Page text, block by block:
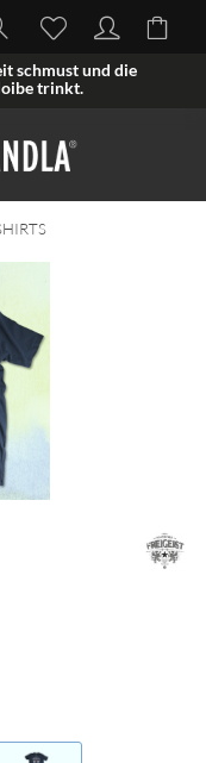
schmust und die
trinkt.